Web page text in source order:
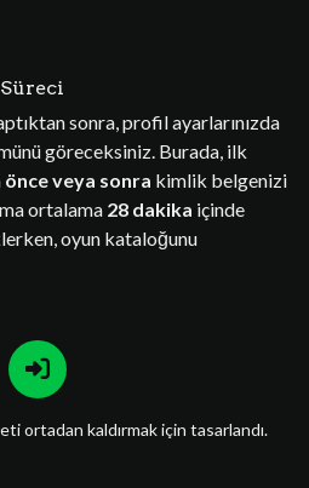
sonra, profil ayarlarınızda
göreceksiniz. Burada, ilk
önce veya sonra kimlik belgenizi
ortalama 28 dakika içinde
oyun kataloğunu
ortadan kaldırmak için tasarlandı.